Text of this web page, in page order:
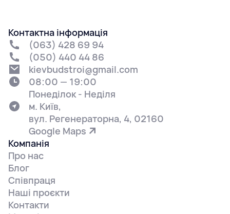
Компанія
Про нас
Блог
Співпраця
Наші проєкти
Контакти
Контактна інформація
(063) 428 69 94
(050) 440 44 86
kievbudstroi@gmail.com
08:00 — 19:00
Понеділок - Неділя
м. Київ,
вул. Регенераторна, 4, 02160
Google Maps